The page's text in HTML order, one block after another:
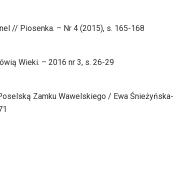
// Piosenka. – Nr 4 (2015), s. 165-168
Wieki. – 2016 nr 3, s. 26-29
Zamku Wawelskiego / Ewa Śnieżyńska-